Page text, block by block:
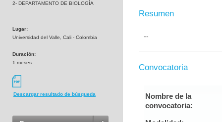
2- DEPARTAMENTO DE BIOLOGÍA
Lugar:
Universidad del Valle, Cali - Colombia
Duración:
1 meses
Descargar resultado de búsqueda
Resumen
--
Convocatoria
Nombre de la
convocatoria: